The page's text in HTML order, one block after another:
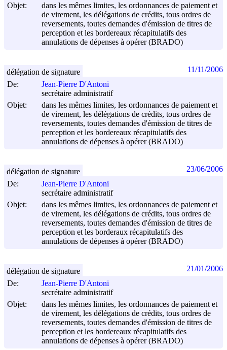
Objet:
dans les mêmes limites, les ordonnances de paiement et
de virement, les délégations de crédits, tous ordres de
reversements, toutes demandes d'émission de titres de
perception et les bordereaux récapitulatifs des
annulations de dépenses à opérer (BRADO)
De:
Jean-Pierre D'Antoni
secrétaire administratif
Objet:
dans les mêmes limites, les ordonnances de paiement et
de virement, les délégations de crédits, tous ordres de
reversements, toutes demandes d'émission de titres de
perception et les bordereaux récapitulatifs des
annulations de dépenses à opérer (BRADO)
délégation de signature 11/11/2006
De:
Jean-Pierre D'Antoni
secrétaire administratif
Objet:
dans les mêmes limites, les ordonnances de paiement et
de virement, les délégations de crédits, tous ordres de
reversements, toutes demandes d'émission de titres de
perception et les borderaux récapitulatifs des
annulations de dépenses à opérer (BRADO)
délégation de signature 23/06/2006
De:
Jean-Pierre D'Antoni
secrétaire administratif
Objet:
dans les mêmes limites, les ordonnances de paiement et
de virement, les délégations de crédits, tous ordres de
reversements, toutes demandes d'émission de titres de
perception et les bordereaux récapitulatifs des
annulations de dépenses à opérer (BRADO)
délégation de signature 21/01/2006